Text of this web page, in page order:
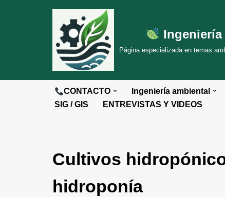
Página especializada en temas
CONTACTO Ingeniería ambiental
SIG / GIS
ENTREVISTAS Y VIDEOS
Cultivos
hidroponía